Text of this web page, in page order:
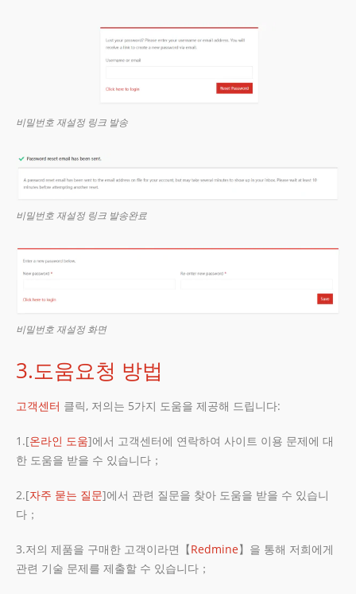
비밀번호 재설정 링크 발송
비밀번호 재설정 링크 발송완료
비밀번호 재설정 화면
3.도움요청 방법
고객센터 클릭, 저의는 5가지 도움을 제공해 드립니다:
1.[온라인 도움]에서 고객센터에 연락하여 사이트 이용 문제에 대
한 도움을 받을 수 있습니다；
2.[자주 묻는 질문]에서 관련 질문을 찾아 도움을 받을 수 있습니
다；
3.저의 제품을 구매한 고객이라면【Redmine】을 통해 저희에게
관련 기술 문제를 제출할 수 있습니다；